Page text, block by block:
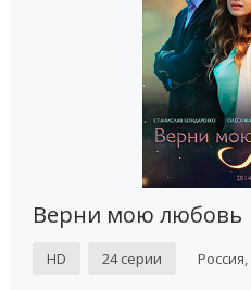
Верни мою любовь
HD 24 серии Россия,